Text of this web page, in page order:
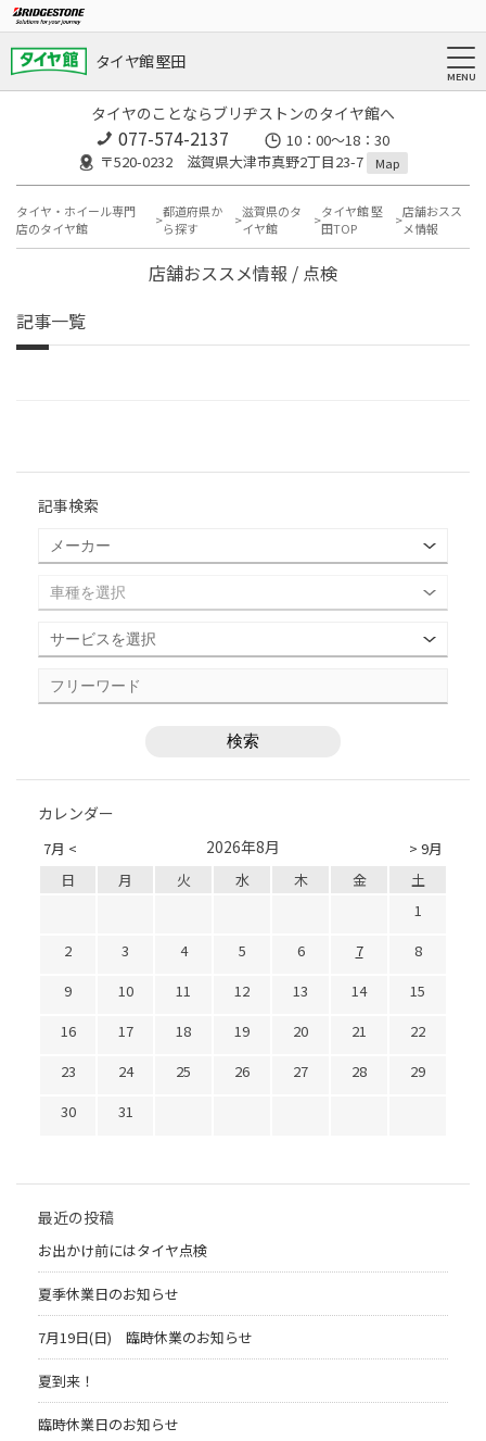
タイヤ館 堅田
タイヤのことならブリヂストンのタイヤ館へ
077-574-2137
10：00～18：30
〒520-0232 滋賀県大津市真野2丁目23-7
Map
タイヤ・ホイール専門
店のタイヤ館
都道府県か
ら探す
滋賀県のタ
イヤ館
タイヤ館 堅
田TOP
店舗おスス
メ情報
店舗おススメ情報 / 点検
記事一覧
記事検索
カレンダー
7月 < > 9月
2026年8月
日 月 火 水 木 金
土
1
2
3 4 5 6 7
8
9
10 11 12 13 14
15
16
17 18 19 20 21
22
23
24 25 26 27 28
29
30
31
最近の投稿
お出かけ前にはタイヤ点検
夏季休業日のお知らせ
7月19日(日) 臨時休業のお知らせ
夏到来！
臨時休業日のお知らせ